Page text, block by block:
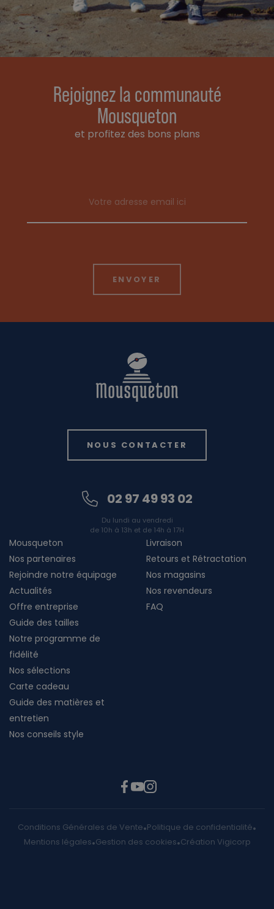
Rejoignez la communauté
Mousqueton
et profitez des bons plans
NOUS CONTACTER
02 97 49 93 02
Du lundi au vendredi
de 10h à 13h et de 14h à 17H
Mousqueton
Nos partenaires
Rejoindre notre équipage
Actualités
Offre entreprise
Livraison
Retours et Rétractation
Nos magasins
Nos revendeurs
FAQ
Guide des tailles
Notre programme de
fidélité
Nos sélections
Carte cadeau
Guide des matières et
entretien
Nos conseils style
Conditions Générales de Vente Politique de confidentialité
Mentions légales Gestion des cookies Création Vigicorp